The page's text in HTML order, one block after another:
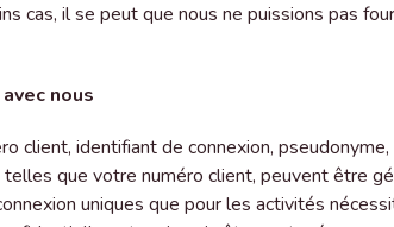
cas, il se peut que nous ne puissions pas
nous
client, identifiant de connexion,
que votre numéro client, peuvent être
uniques que pour les activités